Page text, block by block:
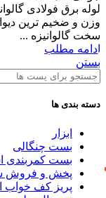
لوله برق فولادی
وزن و ضخیم ترین
سخت گالوانیزه ...
ادامه مطلب
بستن
دسته بندی ها
ابزار
بست چنگالی
بست کمربندی
پخش و فروش
پريز كف خواب